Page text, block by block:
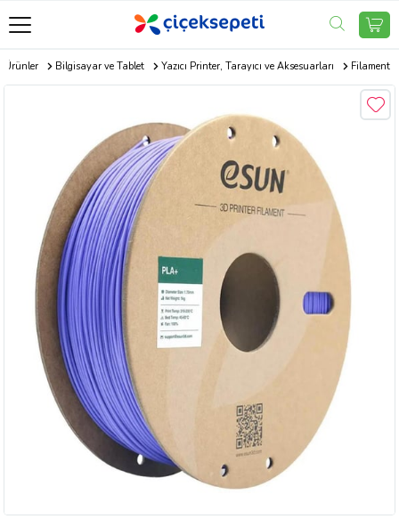
Ürünler Bilgisayar ve Tablet Yazıcı Printer, Tarayıcı ve Aksesuarları Filament